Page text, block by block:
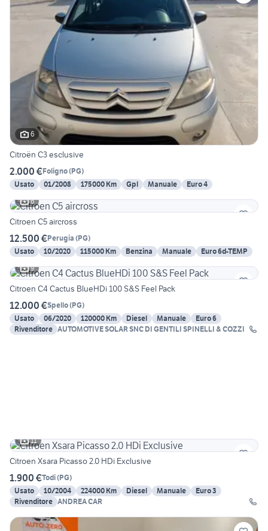
6
Citroën C3 esclusive
2.000 €Foligno(PG)
Usato
01/2008 175000 Km Gpl Manuale
Euro 4
6
Citroen C5 aircross
12.500 €Perugia (PG)
Usato
10/2020 115000 Km Benzina Manuale
Euro 6d-TEMP
9
Citroen C4 Cactus BlueHDi 100 S&S Feel Pack
12.000 €Spello(PG)
Usato
06/2020 120000 Km Diesel Manuale
Euro 6
Rivenditore AUTOMOTIVE SOLAR SNC DI GENTILI SPINELLI & COZZI
11
Citroen Xsara Picasso 2.0 HDi Exclusive
1.900 €Todi(PG)
Usato
10/2004 224000 Km Diesel Manuale
Euro 3
Rivenditore ANDREA CAR